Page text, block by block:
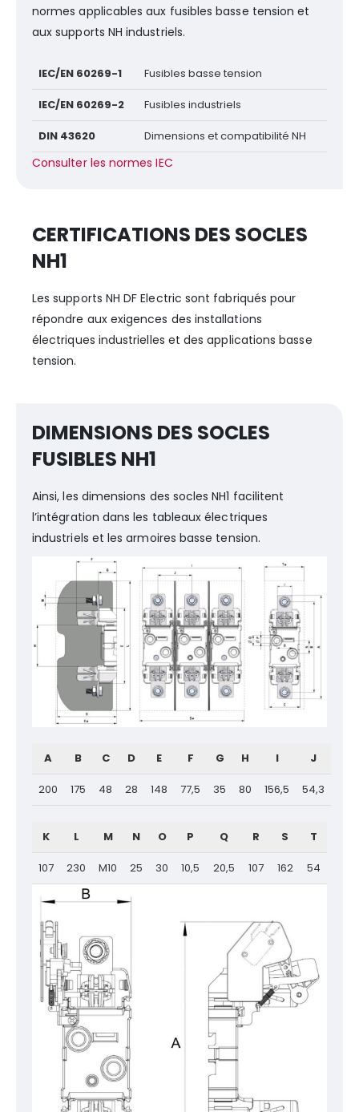
normes applicables aux fusibles basse tension et
aux supports NH industriels.
IEC/EN 60269-1 Fusibles basse tension
IEC/EN 60269-2 Fusibles industriels
DIN 43620 Dimensions et compatibilité NH
Consulter les normes IEC
CERTIFICATIONS DES SOCLES
NH1
Les supports NH DF Electric sont fabriqués pour
répondre aux exigences des installations
électriques industrielles et des applications basse
tension.
DIMENSIONS DES SOCLES
FUSIBLES NH1
Ainsi, les dimensions des socles NH1 facilitent
l’intégration dans les tableaux électriques
industriels et les armoires basse tension.
A B C D E F G H I J
200 175 48 28 148 77,5 35 80 156,5 54,3
K L M N O P Q R S T
107 230 M10 25 30 10,5 20,5 107 162 54